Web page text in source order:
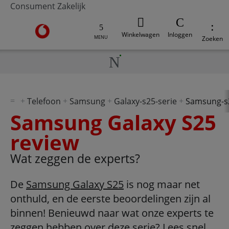
Consument Zakelijk
Ga naar de Vodafone homepage
MENU Winkelwagen Inloggen Zoeken
Telefoon Samsung Galaxy-s25-serie Samsung-
Samsung Galaxy S25
review
Wat zeggen de experts?
De Samsung Galaxy S25 is nog maar net
onthuld, en de eerste beoordelingen zijn al
binnen! Benieuwd naar wat onze experts te